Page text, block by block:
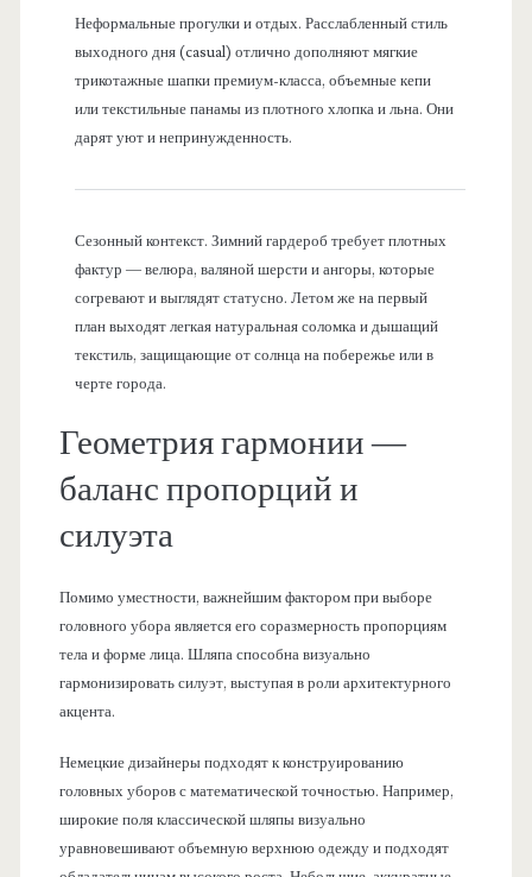
Неформальные прогулки и отдых. Расслабленный стиль
выходного дня (casual) отлично дополняют мягкие
трикотажные шапки премиум-класса, объемные кепи
или текстильные панамы из плотного хлопка и льна. Они
дарят уют и непринужденность.
Сезонный контекст. Зимний гардероб требует плотных
фактур — велюра, валяной шерсти и ангоры, которые
согревают и выглядят статусно. Летом же на первый
план выходят легкая натуральная соломка и дышащий
текстиль, защищающие от солнца на побережье или в
черте города.
Геометрия гармонии —
баланс пропорций и
силуэта
Помимо уместности, важнейшим фактором при выборе
головного убора является его соразмерность пропорциям
тела и форме лица. Шляпа способна визуально
гармонизировать силуэт, выступая в роли архитектурного
акцента.
Немецкие дизайнеры подходят к конструированию
головных уборов с математической точностью. Например,
широкие поля классической шляпы визуально
уравновешивают объемную верхнюю одежду и подходят